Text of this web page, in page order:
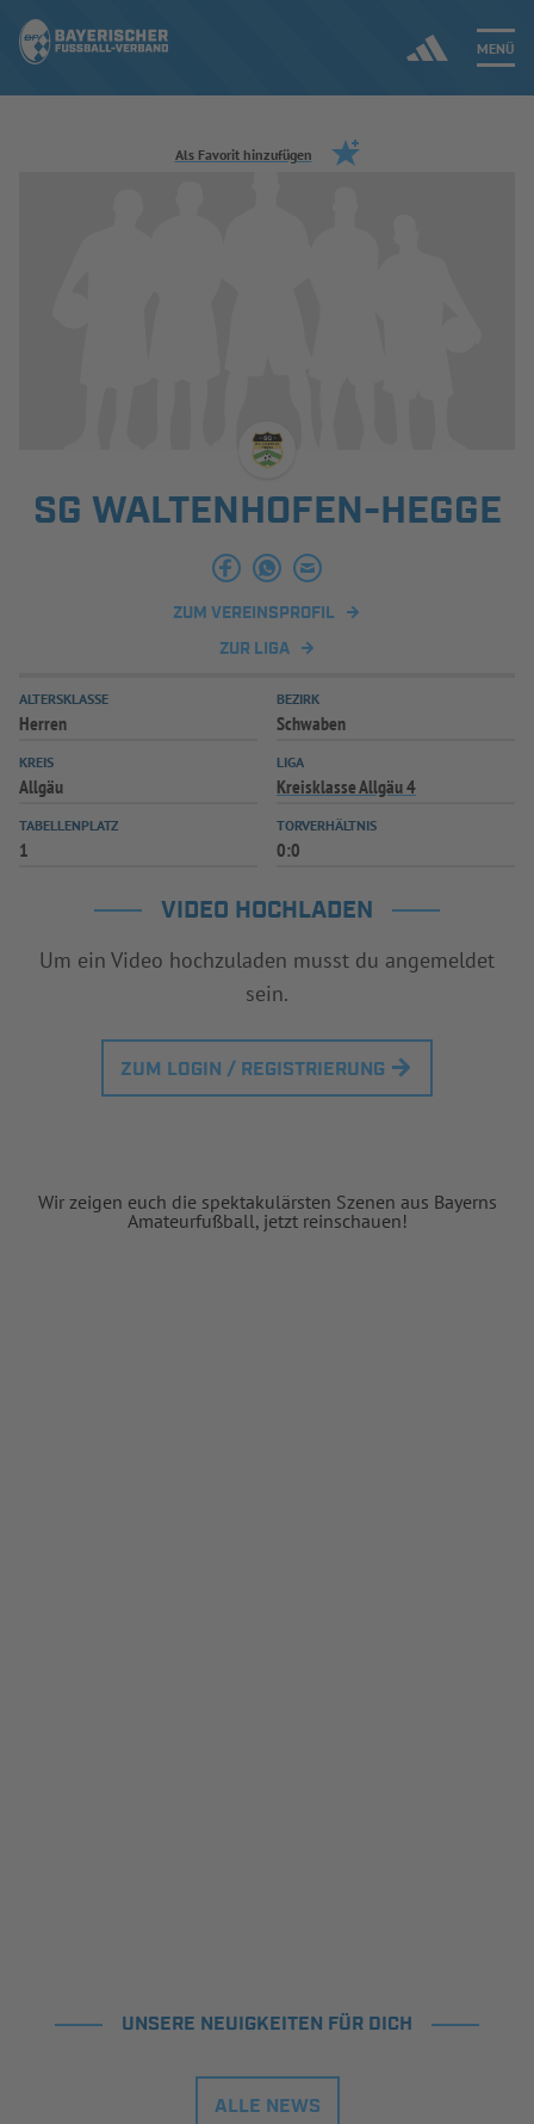
MENÜ
Jetzt einloggen
INFOTHEK SPIELPLUS
Als Favorit hinzufügen
SG WALTENHOFEN-HEGGE
ZUM VEREINSPROFIL
ZUR LIGA
ALTERSKLASSE
Herren
BEZIRK
Schwaben
KREIS
Allgäu
LIGA
Kreisklasse Allgäu 4
TABELLENPLATZ
1
TORVERHÄLTNIS
0:0
VIDEO HOCHLADEN
Um ein Video hochzuladen musst du angemeldet
sein.
ZUM LOGIN / REGISTRIERUNG
Wir zeigen euch die spektakulärsten Szenen aus Bayerns
Amateurfußball, jetzt reinschauen!
UNSERE NEUIGKEITEN FÜR DICH
ALLE NEWS